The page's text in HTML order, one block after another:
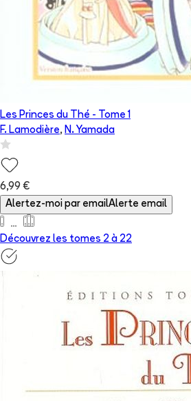
Les Princes du Thé - Tome 1
F. Lamodière, N. Yamada
6,99 €
Alertez-moi par emailAlerte email
Découvrez les tomes 2 à 22